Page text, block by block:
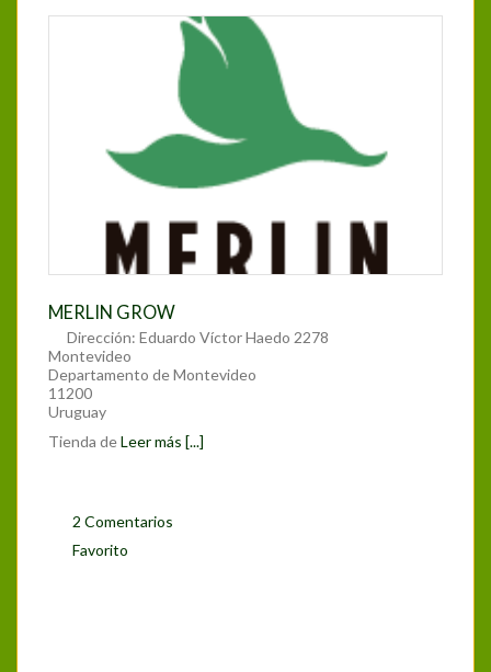
MERLIN GROW
Dirección:Eduardo Víctor Haedo 2278
Montevideo
Departamento de Montevideo
11200
Uruguay
Tienda deLeer más [...]
2 Comentarios
Favorito